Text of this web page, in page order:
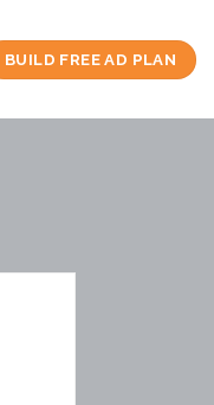
BUILD FREE AD PLAN